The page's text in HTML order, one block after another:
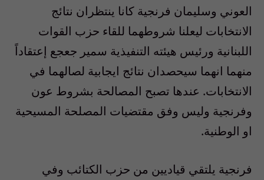
العوني وسليمان فرنجية كانا ينتظران نتائج
الانتخابات ليعلنا شروطهما للقاء حزب القوات
اللبنانية ورئيس هيئته التنفيذية سمير جعجع إعتقاداً
منهما انهما سيحصدان نتائج ايجابية لصالهما في
الانتخابات. عندها تصبح المصالحة بشروط عون
وفرنجية وليس وفق مقتضيات المصلحة المسيحية
او الوطنية.
فرنجية يلتقي قياديين من حزب الكتائب وفي